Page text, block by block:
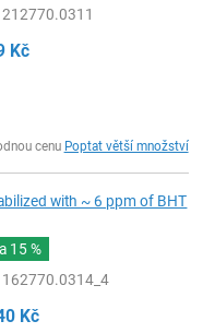
212770.0311
Kč
cenu Poptat větší množství
with ~ 6 ppm of BHT
15 %
162770.0314_4
Kč